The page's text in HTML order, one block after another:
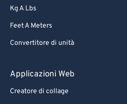
Kg A Lbs
Feet A Meters
Convertitore di unità
Applicazioni Web
Creatore di collage